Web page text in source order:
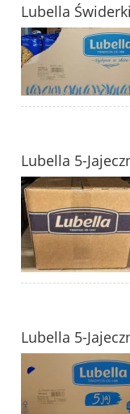
Lubella
Lubella 5-
Lubella 5-